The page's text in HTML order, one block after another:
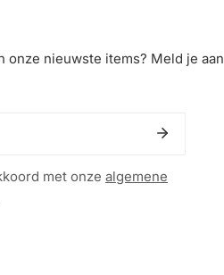
onze nieuwste items? Meld je aan
met onze algemene